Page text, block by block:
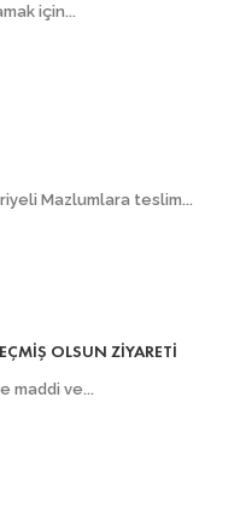
için...
Mazlumlara teslim...
OLSUN ZİYARETİ
maddi ve...